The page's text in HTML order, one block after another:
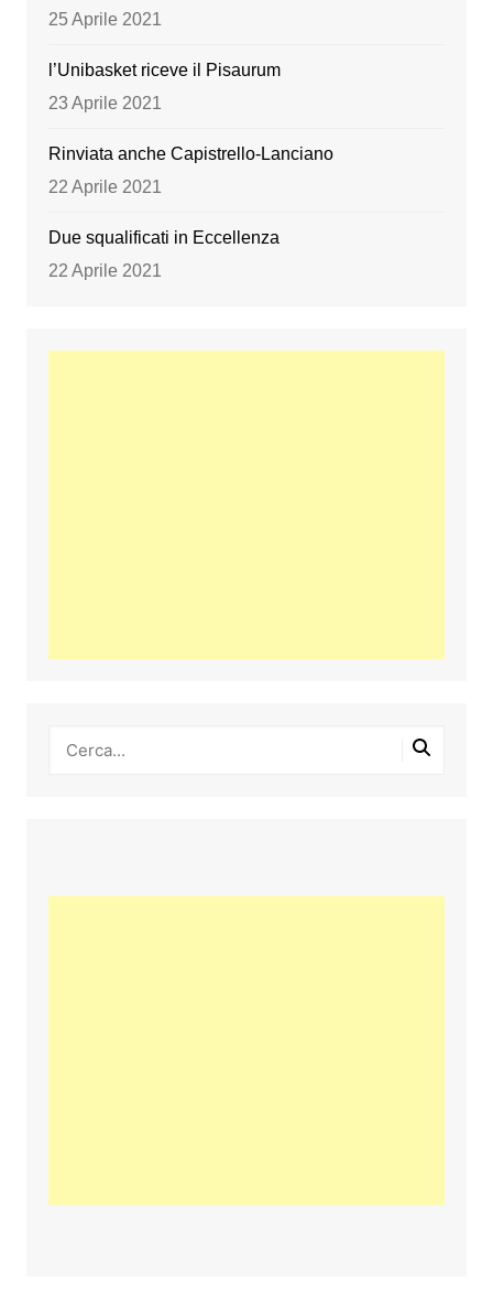
25 Aprile 2021
l’Unibasket riceve il Pisaurum
23 Aprile 2021
Rinviata anche Capistrello-Lanciano
22 Aprile 2021
Due squalificati in Eccellenza
22 Aprile 2021